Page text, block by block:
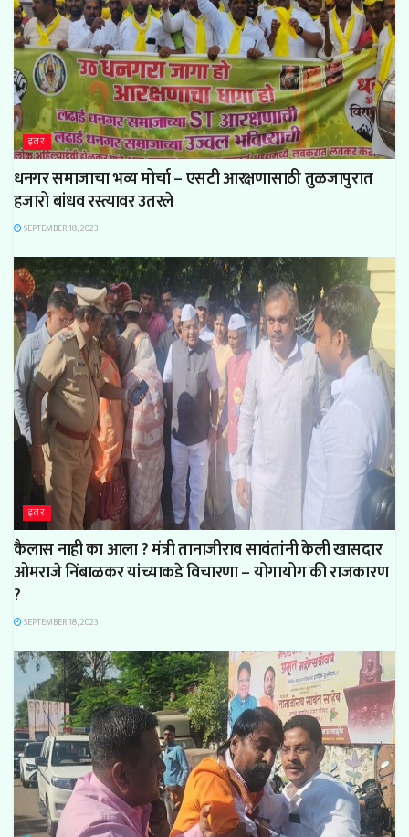
इतर
धनगर समाजाचा भव्य मोर्चा – एसटी आरक्षणासाठी तुळजापुरात
हजारो बांधव रस्त्यावर उतरले
SEPTEMBER 18, 2023
इतर
कैलास नाही का आला ? मंत्री तानाजीराव सावंतांनी केली खासदार
ओमराजे निंबाळकर यांच्याकडे विचारणा – योगायोग की राजकारण
?
SEPTEMBER 18, 2023